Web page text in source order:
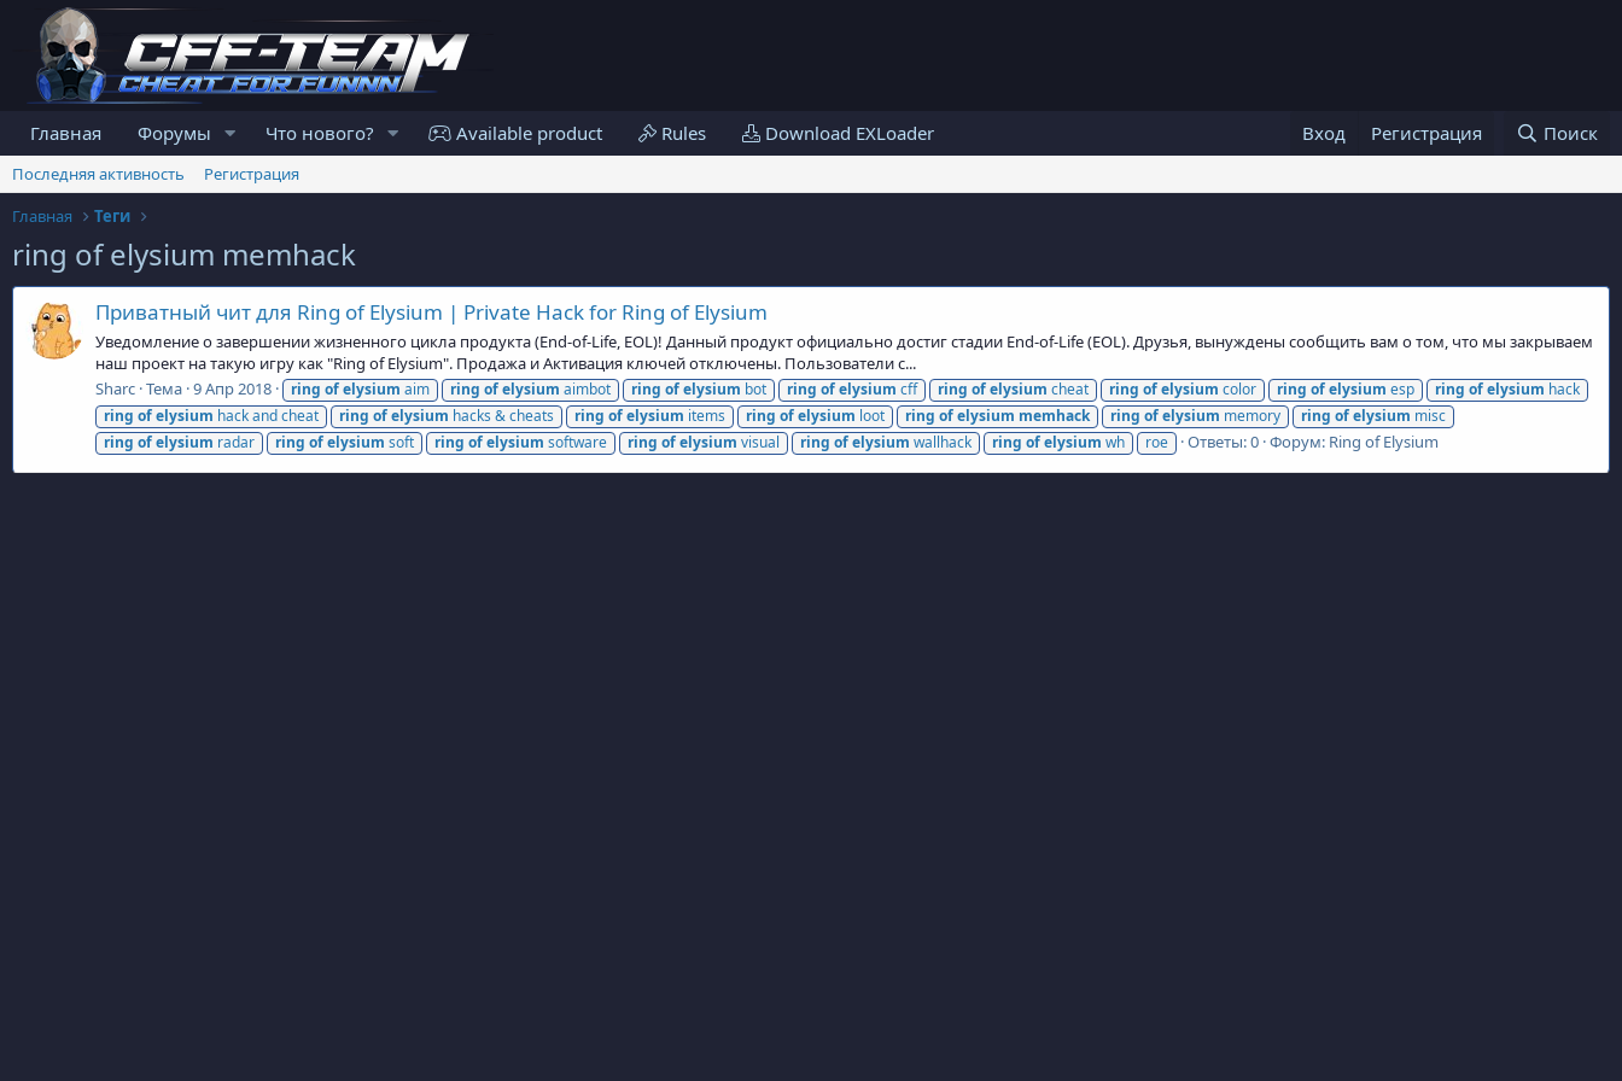
Главная Форумы Что нового? Available product Rules Download EXLoader Вход Регистрация Поиск
Последняя активность
Регистрация
Главная
Теги
ring of elysium memhack
Приватный чит для Ring of Elysium | Private Hack for Ring of Elysium
Уведомление о завершении жизненного цикла продукта (End-of-Life, EOL)! Данный продукт официально достиг стадии End-of-Life (EOL). Друзья, вынуждены сообщить вам о том, что мы закрываем
наш проект на такую игру как "Ring of Elysium". Продажа и Активация ключей отключены. Пользователи с...
Sharc Тема 9 Апр 2018 ring ofelysium aim ring ofelysium aimbot ring ofelysium bot ring ofelysium cff ring ofelysium cheat ring ofelysium color ring ofelysium esp ring ofelysium hack
ring ofelysium hack and cheat ring ofelysium hacks & cheats ring ofelysium items ring ofelysium loot ring ofelysium memhack ring ofelysium memory ring ofelysium misc
ring ofelysium radar ring ofelysium soft ring ofelysium software ring ofelysium visual ring ofelysium wallhack ring ofelysium wh roe Ответы: 0 Форум: Ring of Elysium